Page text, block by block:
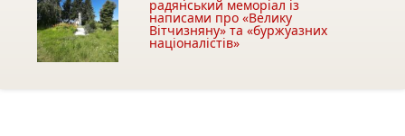
радянський меморіал із
написами про «Велику
Вітчизняну» та «буржуазних
націоналістів»